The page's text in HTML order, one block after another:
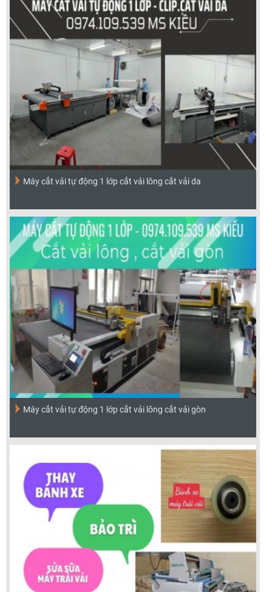
Máy cắt vải tự động 1 lớp cắt vải lông cắt vải da
Máy cắt vải tự động 1 lớp cắt vải lông cắt vải gòn